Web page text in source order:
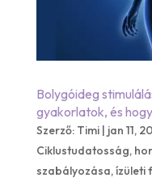
Bolygóideg
gyakorlatok, és
Szerző: Timi| jan 11,
Ciklustudatosság,
szabályozása,ízületi